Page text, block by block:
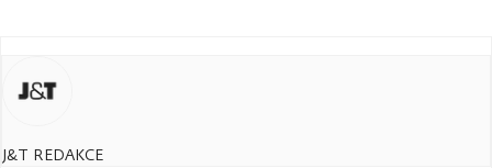
J&T REDAKCE